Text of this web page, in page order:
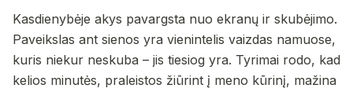
Kasdienybėje akys pavargsta nuo ekranų ir skubėjimo.
Paveikslas ant sienos yra vienintelis vaizdas namuose,
kuris niekur neskuba – jis tiesiog yra. Tyrimai rodo, kad
kelios minutės, praleistos žiūrint į meno kūrinį, mažina